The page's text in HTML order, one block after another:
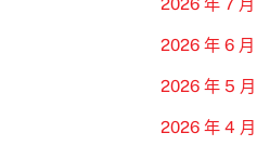
2026 年 6 月
2026 年 5 月
2026 年 4 月